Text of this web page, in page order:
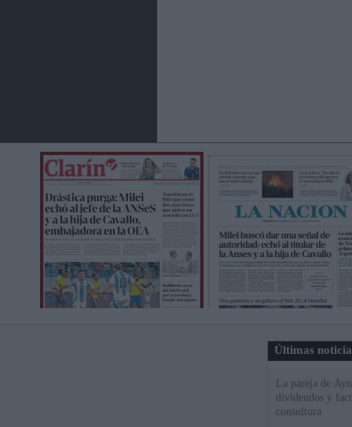
Últimas
La pareja de
dividendos y
consultora